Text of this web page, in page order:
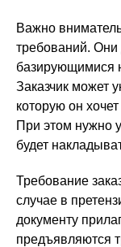
Важно
требований.
базирующимися
Заказчик может
которую он
При этом нужно
будет
Требование
случае в
документу
предъявляются